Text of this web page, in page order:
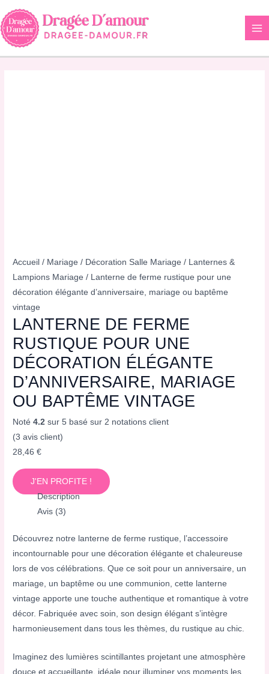
Aller
au
contenu
Accueil / Mariage / Décoration Salle Mariage / Lanternes &
Lampions Mariage / Lanterne de ferme rustique pour une
décoration élégante d’anniversaire, mariage ou baptême
vintage
LANTERNE DE FERME
RUSTIQUE POUR UNE
DÉCORATION ÉLÉGANTE
D’ANNIVERSAIRE, MARIAGE
OU BAPTÊME VINTAGE
Noté4.2 sur 5 basé sur 2 notations client
(3 avis client)
28,46€
J'EN PROFITE !
Description
Avis (3)
Découvrez notre lanterne de ferme rustique, l’accessoire
incontournable pour une décoration élégante et chaleureuse
lors de vos célébrations. Que ce soit pour un anniversaire, un
mariage, un baptême ou une communion, cette lanterne
vintage apporte une touche authentique et romantique à votre
décor. Fabriquée avec soin, son design élégant s’intègre
harmonieusement dans tous les thèmes, du rustique au chic.
Imaginez des lumières scintillantes projetant une atmosphère
douce et accueillante, idéale pour illuminer vos moments les